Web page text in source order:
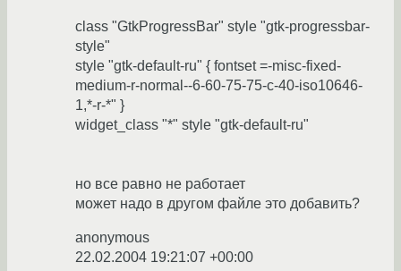
class "GtkProgressBar" style "gtk-progressbar-
style"
style "gtk-default-ru" { fontset =-misc-fixed-
medium-r-normal--6-60-75-75-c-40-iso10646-
1,*-r-*" }
widget_class "*" style "gtk-default-ru"
но все равно не работает
может надо в другом файле это добавить?
anonymous
22.02.2004 19:21:07 +00:00